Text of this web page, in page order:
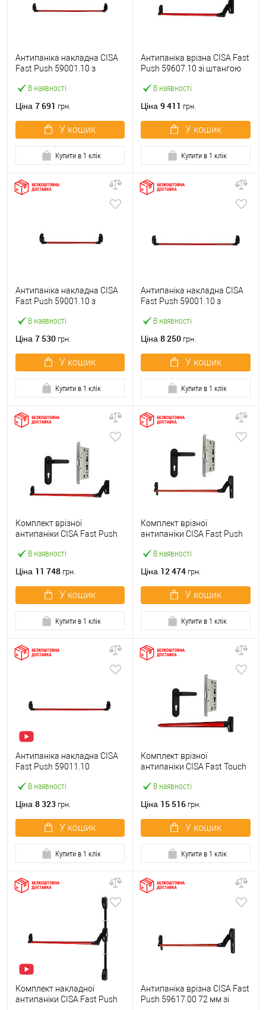
В наявності
Антипаніка накладна CISA
Fast Push 59001.10 з
мм червона
Ціна 7 691 грн.
У кошик
Купити в 1 клік
В наявності
Антипаніка врізна CISA Fast
Push 59607.10 зі штангою
Ціна 9 411 грн.
У кошик
Купити в 1 клік
В наявності
Антипаніка накладна CISA
Fast Push 59001.10 з
червона
Ціна 7 530 грн.
У кошик
Купити в 1 клік
В наявності
Антипаніка накладна CISA
Fast Push 59001.10 з
мм червона
Ціна 8 250 грн.
У кошик
Купити в 1 клік
В наявності
Комплект врізної
антипаніки CISA Fast Push
із замком та ручкою
Ціна 11 748 грн.
У кошик
Купити в 1 клік
В наявності
Комплект врізної
антипаніки CISA Fast Push
червоний із замком та
Ціна 12 474 грн.
У кошик
Купити в 1 клік
В наявності
Антипаніка накладна CISA
Fast Push 59011.10
штангою 1200 мм червона
Ціна 8 323 грн.
У кошик
Купити в 1 клік
В наявності
Комплект врізної
антипаніки CISA Fast Touch
із замком та ручкою
Ціна 15 516 грн.
У кошик
Купити в 1 клік
Комплект накладної
антипаніки CISA Fast Push
Антипаніка врізна CISA Fast
Push 59617.00 72 мм зі